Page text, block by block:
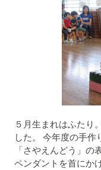
５月生まれはふたり
した。 今年度の手
「さやえんどう」の
ペンダントを首にか